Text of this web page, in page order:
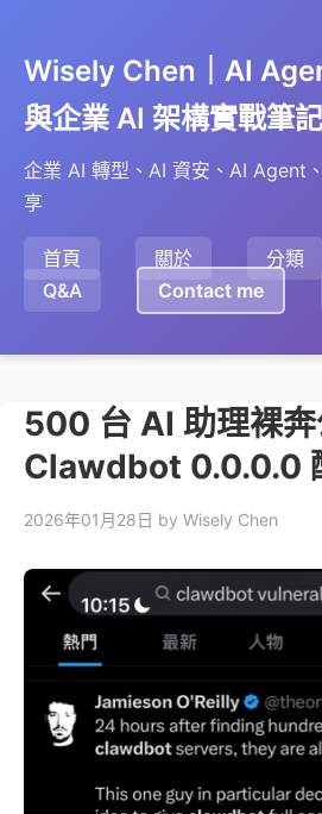
Wisely Chen｜AI
與企業 AI 架構實戰筆記
企業 AI 轉型、AI 資安、AI Agent
享
首頁 關於 分類
Q&A
Contact me
500 台 AI 助理裸奔
Clawdbot 0.0.0.0
2026年01月28日 by Wisely Chen